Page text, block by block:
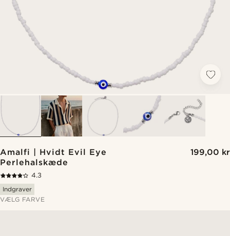
Amalfi | Hvidt Evil Eye
Perlehalskæde
199,00 kr
4.3
Indgraver
VÆLG FARVE